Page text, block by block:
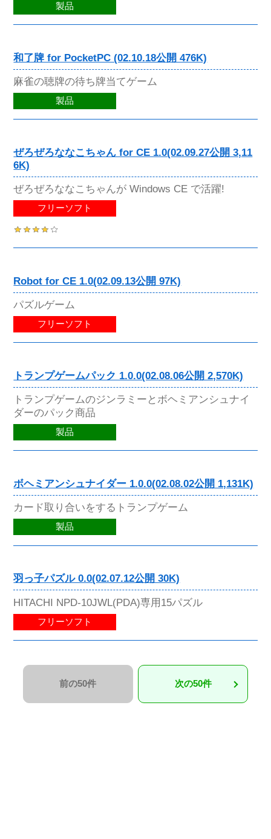
製品
和了牌 for PocketPC (02.10.18公開 476K)
麻雀の聴牌の待ち牌当てゲーム
製品
ぜろぜろななこちゃん for CE 1.0(02.09.27公開 3,11
6K)
ぜろぜろななこちゃんが Windows CE で活躍!
フリーソフト
Robot for CE 1.0(02.09.13公開 97K)
パズルゲーム
フリーソフト
トランプゲームパック 1.0.0(02.08.06公開 2,570K)
トランプゲームのジンラミーとボヘミアンシュナイ
ダーのパック商品
製品
ボヘミアンシュナイダー 1.0.0(02.08.02公開 1,131K)
カード取り合いをするトランプゲーム
製品
羽っ子パズル 0.0(02.07.12公開 30K)
HITACHI NPD-10JWL(PDA)専用15パズル
フリーソフト
前の50件 次の50件